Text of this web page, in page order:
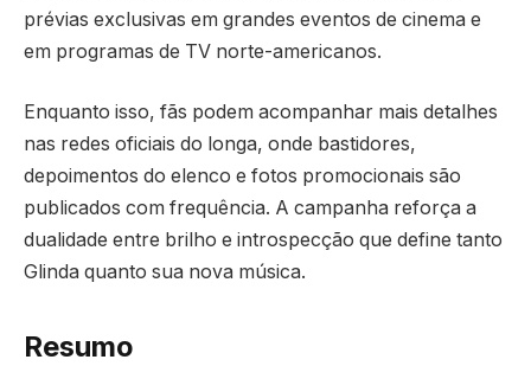
prévias exclusivas em grandes eventos de cinema e
em programas de TV norte-americanos.
Enquanto isso, fãs podem acompanhar mais detalhes
nas redes oficiais do longa, onde bastidores,
depoimentos do elenco e fotos promocionais são
publicados com frequência. A campanha reforça a
dualidade entre brilho e introspecção que define tanto
Glinda quanto sua nova música.
Resumo